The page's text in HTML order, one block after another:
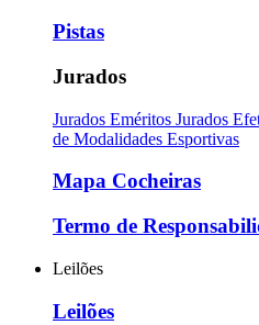
Pistas
Jurados
Jurados Eméritos Jurados
de Modalidades Esportivas
Mapa Cocheiras
Termo de
Leilões
Leilões